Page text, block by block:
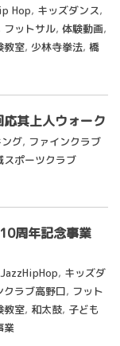
Hop, キッズダンス,
フットサル, 体験動画,
教室, 少林寺拳法, 橋
其上人ウォーク
グ, ファインクラブ
スポーツクラブ
周年記念事業
JazzHipHop, キッズダ
クラブ高野口, フット
教室, 和太鼓, 子ども
業